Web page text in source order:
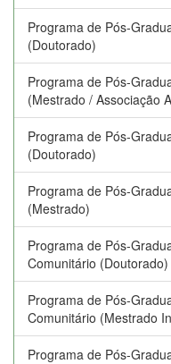
Programa de Pós-
(Doutorado)
Programa de Pós-
(Mestrado / Associação
Programa de Pós-
(Doutorado)
Programa de Pós-
(Mestrado)
Programa de Pós-
Comunitário (Doutorado)
Programa de Pós-
Comunitário (Mestrado
Programa de Pós-